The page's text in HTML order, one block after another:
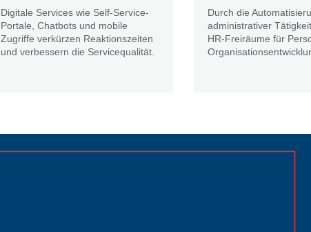
Digitale Services wie Self-Service-
Portale, Chatbots und mobile
Zugriffe verkürzen Reaktionszeiten
und verbessern die Servicequalität.
Durch die
administrativer
HR-Freiräume für